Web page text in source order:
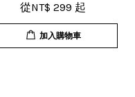
從NT$ 299 起
加入購物車